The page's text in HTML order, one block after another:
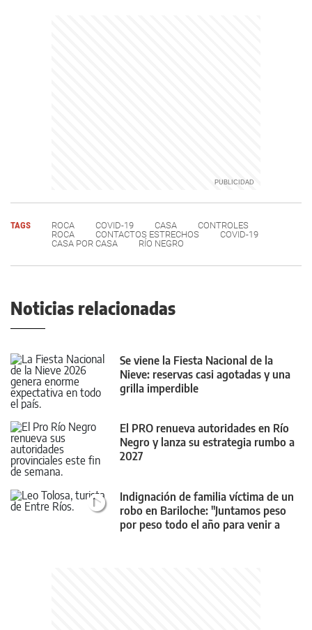
TAGS ROCA COVID-19 CASA
CONTROLES
ROCA
CONTACTOS ESTRECHOS
COVID-19
CASA POR CASA
RÍO NEGRO
Noticias relacionadas
Se viene la Fiesta Nacional de la
Nieve: reservas casi agotadas y una
grilla imperdible
El PRO renueva autoridades en Río
Negro y lanza su estrategia rumbo a
2027
Indignación de familia víctima de un
robo en Bariloche: "Juntamos peso
por peso todo el año para venir a